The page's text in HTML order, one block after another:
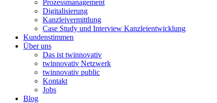
Prozessmanagement
Digitalisierung
Kanzleivermittlung
Case Study und Interview Kanzleientwicklung
Kundenstimmen
Über uns
Das ist twinnovativ
twinnovativ Netzwerk
twinnovativ public
Kontakt
Jobs
Blog